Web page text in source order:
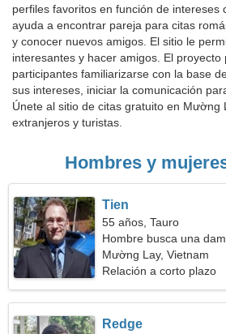
perfiles favoritos en función de intereses
ayuda a encontrar pareja para citas
y conocer nuevos amigos. El sitio le
interesantes y hacer amigos. El proyecto
participantes familiarizarse con la base
sus intereses, iniciar la comunicación
Únete al sitio de citas gratuito en Mường
extranjeros y turistas.
Hombres y
Tien
55 años, Tauro
Hombre busca una
Mường Lay, Vietnam
Relación a corto plazo
Redge